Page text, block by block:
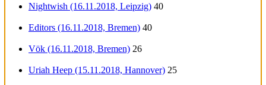
Nightwish (16.11.2018, Leipzig) 40
Editors (16.11.2018, Bremen) 40
Vök (16.11.2018, Bremen) 26
Uriah Heep (15.11.2018, Hannover) 25